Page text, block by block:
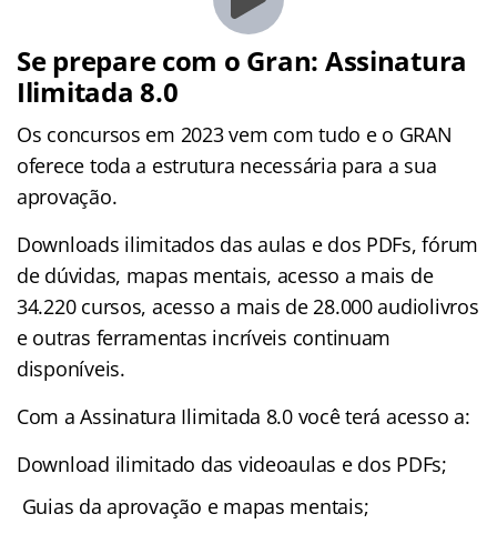
Se prepare com o Gran: Assinatura
Ilimitada 8.0
Os concursos em 2023 vem com tudo e o GRAN
oferece toda a estrutura necessária para a sua
aprovação.
Downloads ilimitados das aulas e dos PDFs, fórum
de dúvidas, mapas mentais, acesso a mais de
34.220 cursos, acesso a mais de 28.000 audiolivros
e outras ferramentas incríveis continuam
disponíveis.
Com a Assinatura Ilimitada 8.0 você terá acesso a:
Download ilimitado das videoaulas e dos PDFs;
Guias da aprovação e mapas mentais;